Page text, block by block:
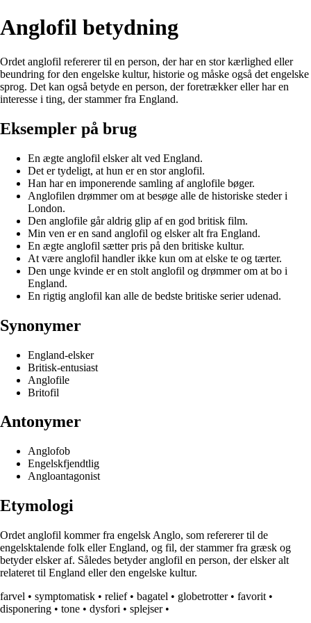
Anglofil betydning
Ordet anglofil refererer til en person, der har en stor kærlighed eller
beundring for den engelske kultur, historie og måske også det engelske
sprog. Det kan også betyde en person, der foretrækker eller har en
interesse i ting, der stammer fra England.
Eksempler på brug
En ægte anglofil elsker alt ved England.
Det er tydeligt, at hun er en stor anglofil.
Han har en imponerende samling af anglofile bøger.
Anglofilen drømmer om at besøge alle de historiske steder i
London.
Den anglofile går aldrig glip af en god britisk film.
Min ven er en sand anglofil og elsker alt fra England.
En ægte anglofil sætter pris på den britiske kultur.
At være anglofil handler ikke kun om at elske te og tærter.
Den unge kvinde er en stolt anglofil og drømmer om at bo i
England.
En rigtig anglofil kan alle de bedste britiske serier udenad.
Synonymer
England-elsker
Britisk-entusiast
Anglofile
Britofil
Antonymer
Anglofob
Engelskfjendtlig
Angloantagonist
Etymologi
Ordet anglofil kommer fra engelsk Anglo, som refererer til de
engelsktalende folk eller England, og fil, der stammer fra græsk og
betyder elsker af. Således betyder anglofil en person, der elsker alt
relateret til England eller den engelske kultur.
farvel • symptomatisk • relief• bagatel • globetrotter• favorit •
disponering • tone • dysfori • splejser•